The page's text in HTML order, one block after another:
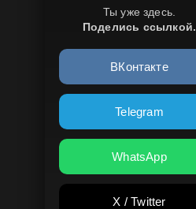
Ты уже здесь.
Поделись ссылкой.
ВКонтакте
Telegram
WhatsApp
X / Twitter